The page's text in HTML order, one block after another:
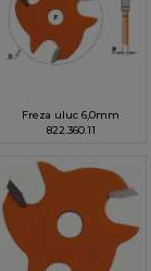
Freza uluc 6,0mm
822.360.11